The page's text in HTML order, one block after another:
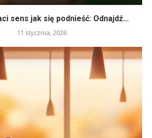
sens jak się podnieść: Odnajdź...
11 stycznia, 2026